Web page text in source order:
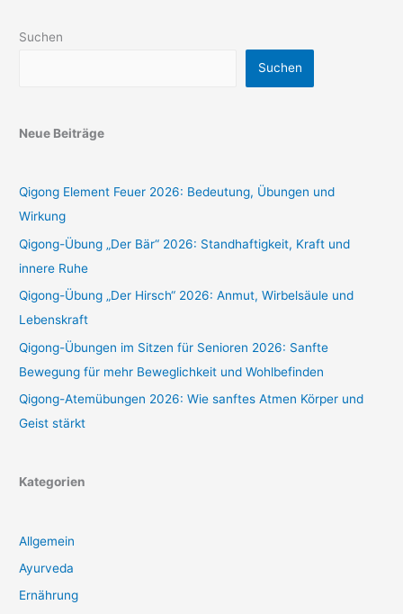
Suchen
Suchen
Neue Beiträge
Qigong Element Feuer 2026: Bedeutung, Übungen und
Wirkung
Qigong-Übung „Der Bär“ 2026: Standhaftigkeit, Kraft und
innere Ruhe
Qigong-Übung „Der Hirsch“ 2026: Anmut, Wirbelsäule und
Lebenskraft
Qigong-Übungen im Sitzen für Senioren 2026: Sanfte
Bewegung für mehr Beweglichkeit und Wohlbefinden
Qigong-Atemübungen 2026: Wie sanftes Atmen Körper und
Geist stärkt
Kategorien
Allgemein
Ayurveda
Ernährung